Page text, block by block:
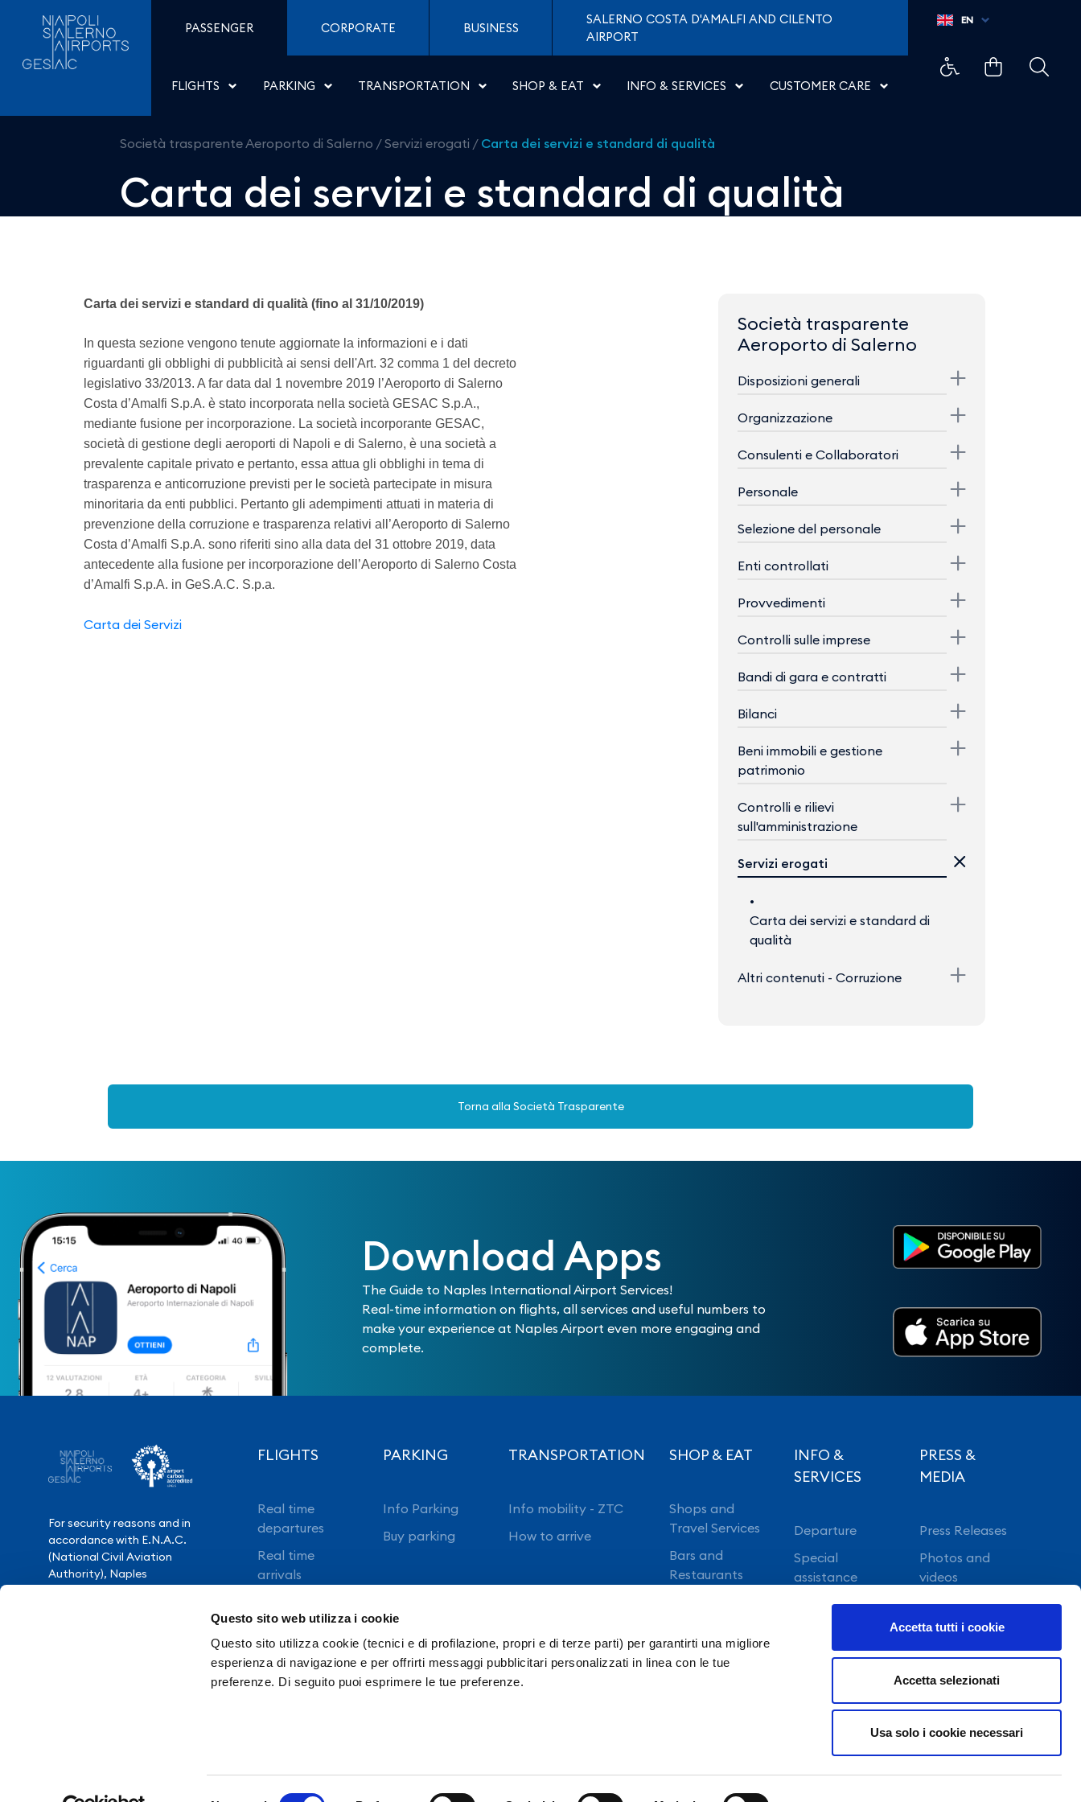
Questo sito web utilizza i cookie
Questo sito utilizza cookie (tecnici e di profilazione, propri e di terze parti) per garantirti una migliore
esperienza di navigazione e per offrirti messaggi pubblicitari personalizzati in linea con le tue
preferenze. Di seguito puoi esprimere le tue preferenze.
Accetta tutti i cookie
Accetta selezionati
Usa solo i cookie necessari
Skip to Content
Carta dei servizi e standard di qualità - Aeroporti di Napoli
PASSENGER CORPORATE BUSINESS
SALERNO COSTA D'AMALFI AND CILENTO
AIRPORT
FLIGHTS PARKING TRANSPORTATION SHOP & EAT INFO & SERVICES CUSTOMER CARE
EN
Società trasparente Aeroporto di Salerno /Servizi erogati / Carta dei servizi e standard di qualità
Carta dei servizi e standard di qualità
Carta dei servizi e standard di qualità (fino al 31/10/2019)
In questa sezione vengono tenute aggiornate la informazioni e i dati
riguardanti gli obblighi di pubblicità ai sensi dell'Art. 32 comma 1 del decreto
legislativo 33/2013. A far data dal 1 novembre 2019 l’Aeroporto di Salerno
Costa d’Amalfi S.p.A. è stato incorporata nella società GESAC S.p.A.,
mediante fusione per incorporazione. La società incorporante GESAC,
società di gestione degli aeroporti di Napoli e di Salerno, è una società a
prevalente capitale privato e pertanto, essa attua gli obblighi in tema di
trasparenza e anticorruzione previsti per le società partecipate in misura
minoritaria da enti pubblici. Pertanto gli adempimenti attuati in materia di
prevenzione della corruzione e trasparenza relativi all’Aeroporto di Salerno
Costa d’Amalfi S.p.A. sono riferiti sino alla data del 31 ottobre 2019, data
antecedente alla fusione per incorporazione dell’Aeroporto di Salerno Costa
d’Amalfi S.p.A. in GeS.A.C. S.p.a.
Carta dei Servizi
Società trasparente
Aeroporto di Salerno
Disposizioni generali
Organizzazione
Consulenti e Collaboratori
Personale
Selezione del personale
Enti controllati
Provvedimenti
Controlli sulle imprese
Bandi di gara e contratti
Bilanci
Beni immobili e gestione
patrimonio
Controlli e rilievi
sull'amministrazione
Servizi erogati
Carta dei servizi e standard di
qualità
Altri contenuti - Corruzione
Torna alla Società Trasparente
Download Apps
The Guide to Naples International Airport Services!
Real-time information on flights, all services and useful numbers to
make your experience at Naples Airport even more engaging and
complete.
For security reasons and in
accordance with E.N.A.C.
(National Civil Aviation
Authority), Naples
FLIGHTS
Real time
departures
Real time
arrivals
PARKING
Info Parking
Buy parking
TRANSPORTATION
Info mobility - ZTC
How to arrive
SHOP & EAT
Shops and
Travel Services
Bars and
Restaurants
INFO &
SERVICES
Departure
Special
assistance
Vip lounge
PRESS &
MEDIA
Press Releases
Photos and
videos
Contacts Transparency Intranet
Ordinanze E.N.A.C.
Privacy policy
Privacy Policy FlyNAP Accessibilità NAPP Staff
©Copyright 2022 GE.S.A.C. S.p.a. NAPOLI - All